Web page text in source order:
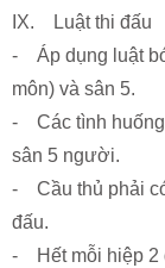
IX. Luật thi đấu
- Áp dụng luật
môn) và sân 5.
- Các tình huống
sân 5 người.
- Cầu thủ phải
đấu.
- Hết mỗi hiệp 2